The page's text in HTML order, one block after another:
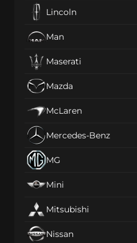
Lincoln
Man
Maserati
Mazda
McLaren
Mercedes-Benz
MG
Mini
Mitsubishi
Nissan